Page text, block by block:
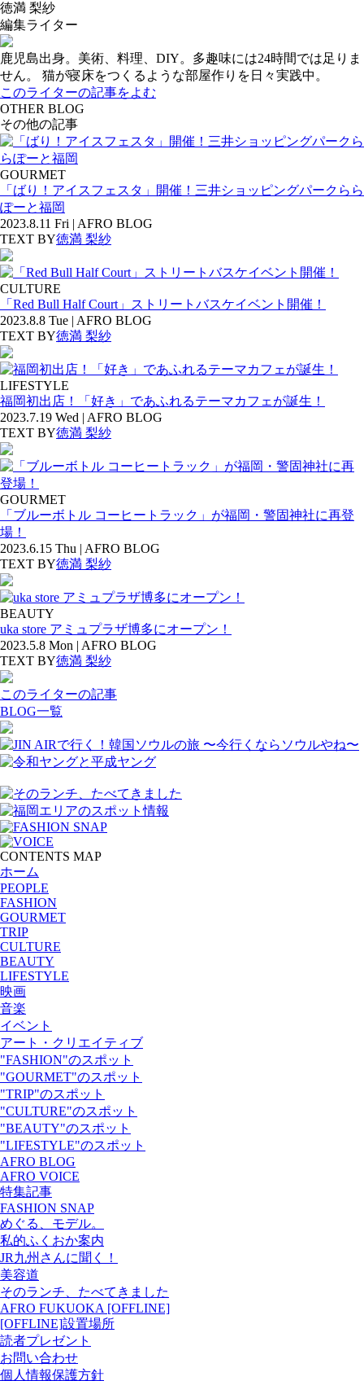
徳満 梨紗
編集ライター
鹿児島出身。美術、料理、DIY。多趣味には24時間では足りま
せん。 猫が寝床をつくるような部屋作りを日々実践中。
このライターの記事をよむ
OTHER BLOG
その他の記事
GOURMET
「ばり！アイスフェスタ」開催！三井ショッピングパークらら
ぽーと福岡
2023.8.11 Fri | AFRO BLOG
TEXT BY徳満 梨紗
CULTURE
「Red Bull Half Court」ストリートバスケイベント開催！
2023.8.8 Tue | AFRO BLOG
TEXT BY徳満 梨紗
LIFESTYLE
福岡初出店！「好き」であふれるテーマカフェが誕生！
2023.7.19 Wed | AFRO BLOG
TEXT BY徳満 梨紗
GOURMET
「ブルーボトル コーヒートラック」が福岡・警固神社に再登
場！
2023.6.15 Thu | AFRO BLOG
TEXT BY徳満 梨紗
BEAUTY
uka store アミュプラザ博多にオープン！
2023.5.8 Mon | AFRO BLOG
TEXT BY徳満 梨紗
このライターの記事
BLOG一覧
CONTENTS MAP
ホーム
PEOPLE
FASHION
GOURMET
TRIP
CULTURE
BEAUTY
LIFESTYLE
映画
音楽
イベント
アート・クリエイティブ
"FASHION"のスポット
"GOURMET"のスポット
"TRIP"のスポット
"CULTURE"のスポット
"BEAUTY"のスポット
"LIFESTYLE"のスポット
AFRO BLOG
AFRO VOICE
特集記事
FASHION SNAP
めぐる、モデル。
私的ふくおか案内
JR九州さんに聞く！
美容道
そのランチ、たべてきました
AFRO FUKUOKA [OFFLINE]
[OFFLINE]設置場所
読者プレゼント
お問い合わせ
個人情報保護方針